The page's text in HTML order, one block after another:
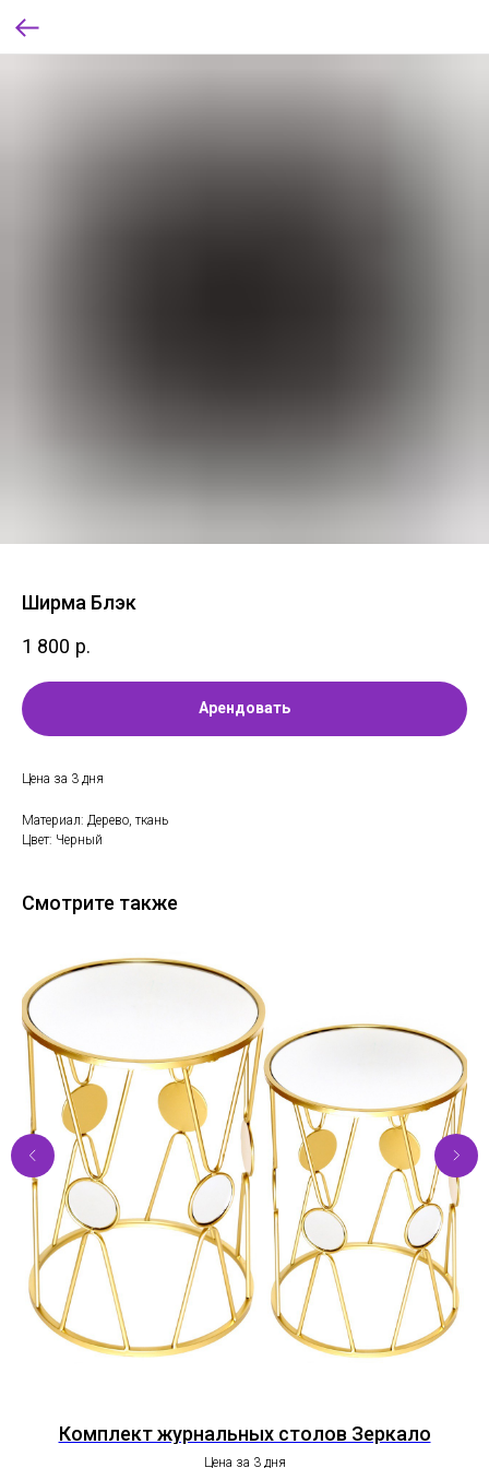
Ширма Блэк
1 800 р.
Арендовать
Цена за 3 дня
Материал: Дерево, ткань
Цвет: Черный
Смотрите также
Комплект журнальных столов Зеркало
Цена за 3 дня